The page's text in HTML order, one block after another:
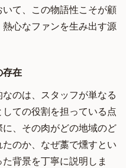
て、この物語性こそが顧
心なファンを生み出す源
存在
のは、スタッフが単なる
ての役割を担っている点
、その肉がどの地域のど
のか、なぜ藁で燻すとい
背景を丁寧に説明しま